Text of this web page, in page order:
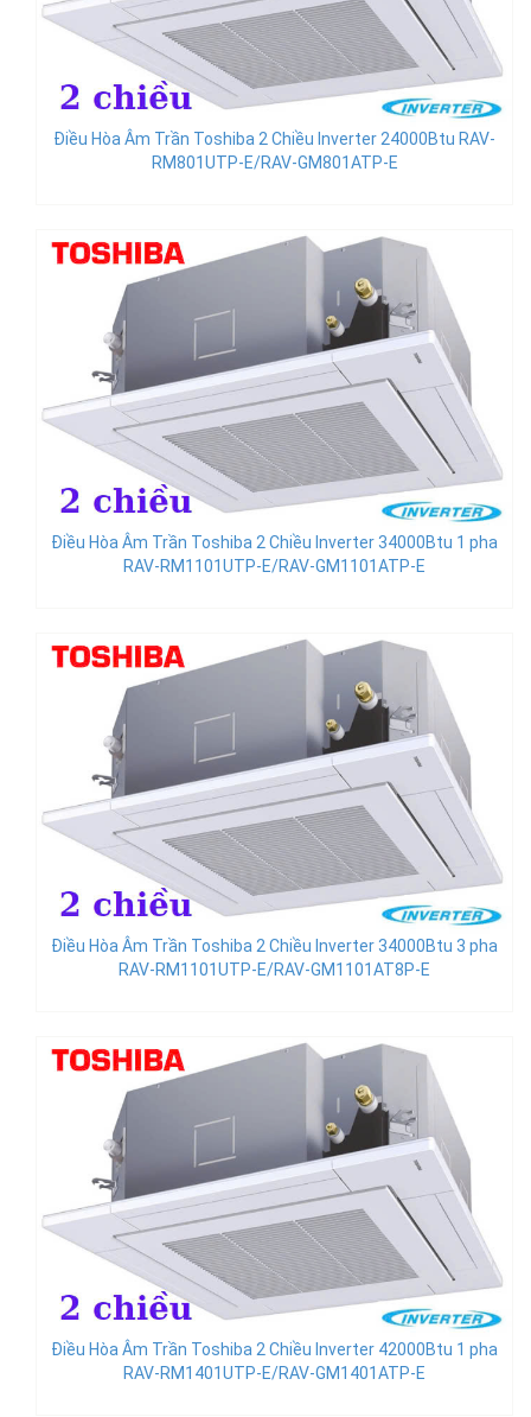
Điều Hòa Âm Trần Toshiba 2 Chiều Inverter 24000Btu RAV-
RM801UTP-E/RAV-GM801ATP-E
Điều Hòa Âm Trần Toshiba 2 Chiều Inverter 34000Btu 1 pha
RAV-RM1101UTP-E/RAV-GM1101ATP-E
Điều Hòa Âm Trần Toshiba 2 Chiều Inverter 34000Btu 3 pha
RAV-RM1101UTP-E/RAV-GM1101AT8P-E
Điều Hòa Âm Trần Toshiba 2 Chiều Inverter 42000Btu 1 pha
RAV-RM1401UTP-E/RAV-GM1401ATP-E